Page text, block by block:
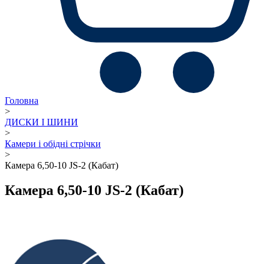
Головна
>
ДИСКИ І ШИНИ
>
Камери і обідні стрічки
>
Камера 6,50-10 JS-2 (Кабат)
Камера 6,50-10 JS-2 (Кабат)